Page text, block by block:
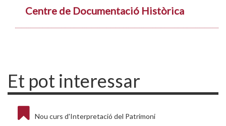
Centre de Documentació Històrica
Et pot interessar
Nou curs d'Interpretació del Patrimoni